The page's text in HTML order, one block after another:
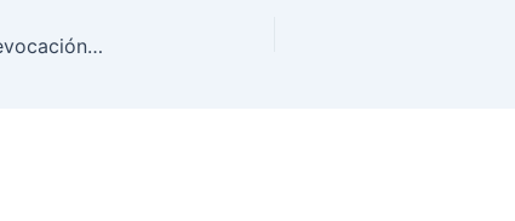
Tercer Foro Nacional de Discusión sobre la de Revocación de Mandato